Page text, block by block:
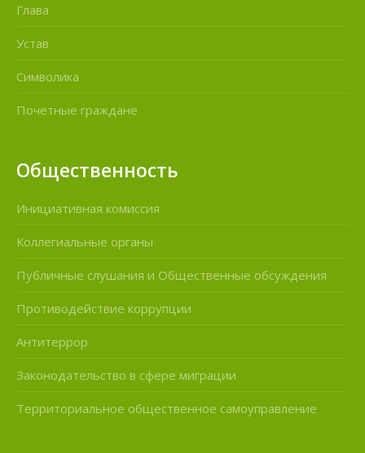
Глава
Устав
Символика
Почетные граждане
Общественность
Инициативная комиссия
Коллегиальные органы
Публичные слушания и Общественные обсуждения
Противодействие коррупции
Антитеррор
Законодательство в сфере миграции
Территориальное общественное самоуправление